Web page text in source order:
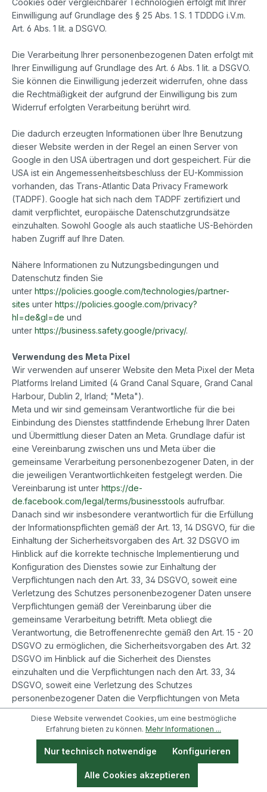
Cookies oder vergleichbarer Technologien erfolgt mit Ihrer
Einwilligung auf Grundlage des § 25 Abs. 1 S. 1 TDDDG i.V.m.
Art. 6 Abs. 1 lit. a DSGVO.
Die Verarbeitung Ihrer personenbezogenen Daten erfolgt mit
Ihrer Einwilligung auf Grundlage des Art. 6 Abs. 1 lit. a DSGVO.
Sie können die Einwilligung jederzeit widerrufen, ohne dass
die Rechtmäßigkeit der aufgrund der Einwilligung bis zum
Widerruf erfolgten Verarbeitung berührt wird.
Die dadurch erzeugten Informationen über Ihre Benutzung
dieser Website werden in der Regel an einen Server von
Google in den USA übertragen und dort gespeichert. Für die
USA ist ein Angemessenheitsbeschluss der EU-Kommission
vorhanden, das Trans-Atlantic Data Privacy Framework
(TADPF). Google hat sich nach dem TADPF zertifiziert und
damit verpflichtet, europäische Datenschutzgrundsätze
einzuhalten. Sowohl Google als auch staatliche US-Behörden
haben Zugriff auf Ihre Daten.
Nähere Informationen zu Nutzungsbedingungen und
Datenschutz finden Sie
unter https://policies.google.com/technologies/partner-
sites unter https://policies.google.com/privacy?
hl=de&gl=de und
unter https://business.safety.google/privacy/.
Verwendung des Meta Pixel
Wir verwenden auf unserer Website den Meta Pixel der Meta
Platforms Ireland Limited (4 Grand Canal Square, Grand Canal
Harbour, Dublin 2, Irland; "Meta").
Meta und wir sind gemeinsam Verantwortliche für die bei
Einbindung des Dienstes stattfindende Erhebung Ihrer Daten
und Übermittlung dieser Daten an Meta. Grundlage dafür ist
eine Vereinbarung zwischen uns und Meta über die
gemeinsame Verarbeitung personenbezogener Daten, in der
die jeweiligen Verantwortlichkeiten festgelegt werden. Die
Vereinbarung ist unter https://de-
de.facebook.com/legal/terms/businesstools aufrufbar.
Danach sind wir insbesondere verantwortlich für die Erfüllung
der Informationspflichten gemäß der Art. 13, 14 DSGVO, für die
Einhaltung der Sicherheitsvorgaben des Art. 32 DSGVO im
Hinblick auf die korrekte technische Implementierung und
Konfiguration des Dienstes sowie zur Einhaltung der
Verpflichtungen nach den Art. 33, 34 DSGVO, soweit eine
Verletzung des Schutzes personenbezogener Daten unsere
Verpflichtungen gemäß der Vereinbarung über die
gemeinsame Verarbeitung betrifft. Meta obliegt die
Verantwortung, die Betroffenenrechte gemäß den Art. 15 - 20
DSGVO zu ermöglichen, die Sicherheitsvorgaben des Art. 32
DSGVO im Hinblick auf die Sicherheit des Dienstes
einzuhalten und die Verpflichtungen nach den Art. 33, 34
DSGVO, soweit eine Verletzung des Schutzes
personenbezogener Daten die Verpflichtungen von Meta
gemäß der Vereinbarung über die gemeinsame Verarbeitung
betrifft.
Die Anwendung dient dem Zweck die Besucher der Website
zielgerichtet mit interessenbezogener Werbung in den
sozialen Netzwerken Facebook und Instagram
anzusprechen. Dazu wurde auf der Website das
Diese Website verwendet Cookies, um eine bestmögliche
Erfahrung bieten zu können. Mehr Informationen ...
Nur technisch notwendige Konfigurieren
Alle Cookies akzeptieren